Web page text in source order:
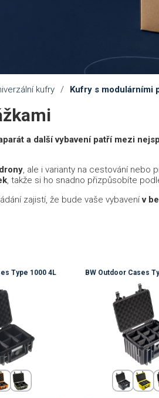
kufry / Kufry s modulárními
a další vybavení patří mezi
, ale i varianty na cestování nebo
, takže si ho snadno přizpůsobíte
zajistí, že bude vaše vybavenív
Type 1000 4L BW Outdoor Cases